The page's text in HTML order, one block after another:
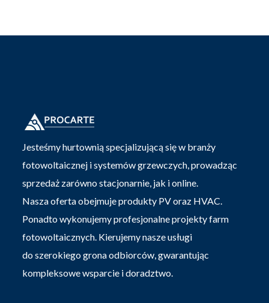
Jesteśmy hurtownią specjalizującą się w branży
fotowoltaicznej i systemów grzewczych, prowadząc
sprzedaż zarówno stacjonarnie, jak i online.
Nasza oferta obejmuje produkty PV oraz HVAC.
Ponadto wykonujemy profesjonalne projekty farm
fotowoltaicznych. Kierujemy nasze usługi
do szerokiego grona odbiorców, gwarantując
kompleksowe wsparcie i doradztwo.